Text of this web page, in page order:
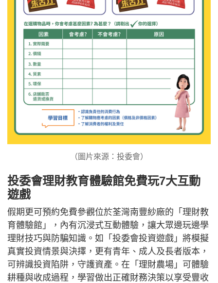
（圖片來源：投委會）
投委會理財教育體驗館免費玩7大互動
遊戲
假期更可預約免費參觀位於荃灣南豐紗廠的「理財教
育體驗館」，內有沉浸式互動體驗，讓大眾邊玩邊學
理財技巧與防騙知識。如「投委會投資遊戲」將模擬
真實投資情景與決擇，更有青年、成人及長者版本，
可辨識投資陷阱，守護資產。在「理財農場」可體驗
耕種與收成過程，學習做出正確財務決策以享受豐收